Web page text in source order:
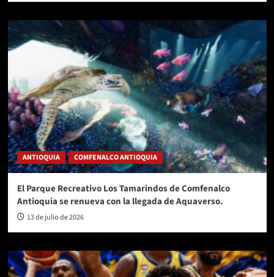
ANTIOQUIA COMFENALCO ANTIOQUIA
El Parque Recreativo Los Tamarindos de Comfenalco
Antioquia se renueva con la llegada de Aquaverso.
13 de julio de 2026